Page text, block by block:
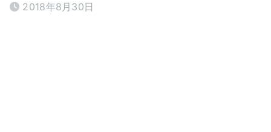
2018年8月30日